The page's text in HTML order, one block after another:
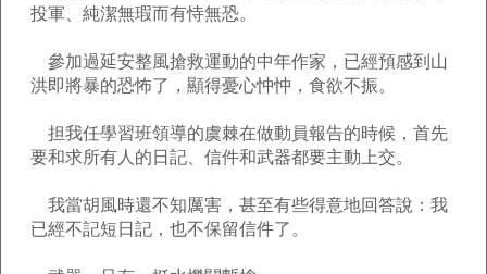
投軍、純潔無瑕而有恃無恐。
參加過延安整風搶救運動的中年作家，已經預感到山
洪即將暴的恐怖了，顯得憂心忡忡，食欲不振。
担我任學習班領導的虞棘在做動員報告的時候，首先
要和求所有人的日記、信件和武器都要主動上交。
我當胡風時還不知厲害，甚至有些得意地回答說：我
已經不記短日記，也不保留信件了。